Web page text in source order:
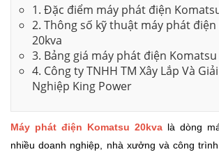
1. Đặc điểm máy phát điện
2. Thông số kỹ thuật máy phát
20kva
3. Bảng giá máy phát điện Komatsu
4. Công ty TNHH TM Xây Lắp Và
Nghiệp King Power
Máy phát điện Komatsu 20kva là dòng
nhiều doanh nghiệp, nhà xưởng và công